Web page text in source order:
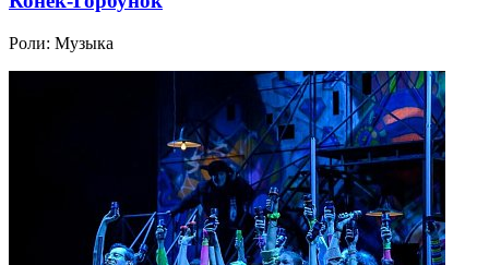
Роли: Музыка